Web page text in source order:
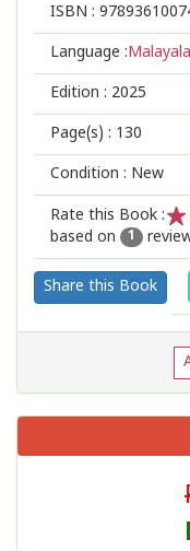
ISBN :
Language :
Edition : 2025
Page(s) : 130
Condition : New
Rate this Book :
1
based on
1
Share this Book